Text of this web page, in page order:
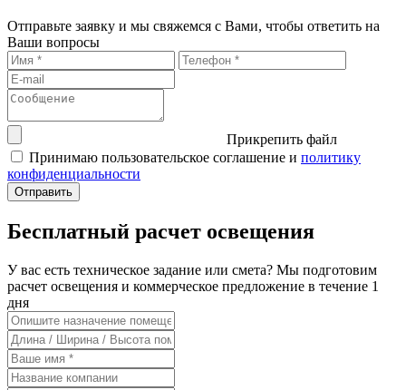
Отправьте заявку и мы свяжемся с Вами, чтобы ответить на
Ваши вопросы
Прикрепить файл
Принимаю пользовательское соглашение и политику
конфиденциальности
Бесплатный расчет освещения
У вас есть техническое задание или смета? Мы подготовим
расчет освещения и коммерческое предложение в течение 1
дня